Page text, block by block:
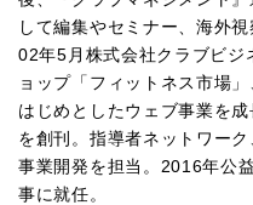
して編集やセミナー、海外
02年5月株式会社クラブビジ
ョップ「フィットネス市場
はじめとしたウェブ事業を
を創刊。指導者ネットワー
事業開発を担当。2016年公
事に就任。